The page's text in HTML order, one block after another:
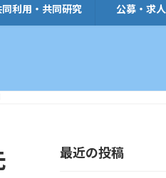
同利用・共同研究 公募・求人
最近の投稿